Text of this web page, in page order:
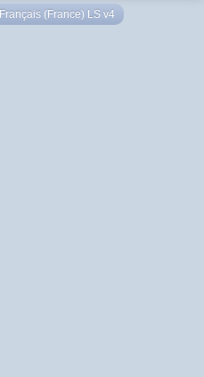
Français (France) LS v4